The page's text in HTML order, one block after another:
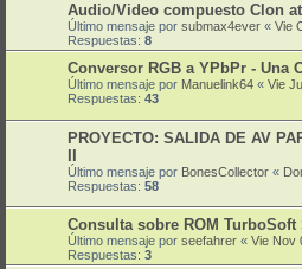
Audio/Video compuesto Clon
Último mensaje por submax4ever « Vie
Respuestas: 8
Conversor RGB a YPbPr - Una
Último mensaje por Manuelink64 « Vie
Respuestas: 43
PROYECTO: SALIDA DE AV
Último mensaje por BonesCollector «
Respuestas: 58
Consulta sobre ROM TurboSoft
Último mensaje por seefahrer « Vie Nov
Respuestas: 3